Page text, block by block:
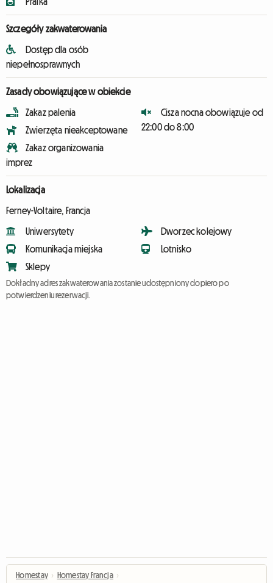
Szczegóły zakwaterowania
Dostęp dla osób
niepełnosprawnych
Zasady obowiązujące w obiekcie
Zakaz palenia
Zwierzęta nieakceptowane
Zakaz organizowania
imprez
Cisza nocna obowiązuje od
22:00 do 8:00
Lokalizacja
Ferney-Voltaire, Francja
Uniwersytety
Komunikacja miejska
Sklepy
Dworzec kolejowy
Lotnisko
Dokładny adres zakwaterowania zostanie udostępniony dopiero po
potwierdzeniu rezerwacji.
Homestay › Homestay Francja ›